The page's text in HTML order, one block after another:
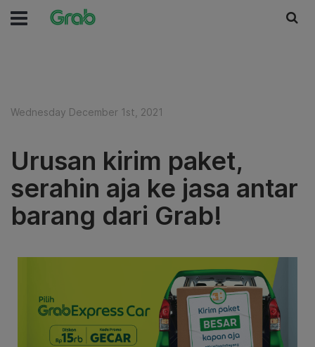
Wednesday December 1st, 2021
Urusan kirim paket,
serahin aja ke jasa antar
barang dari Grab!